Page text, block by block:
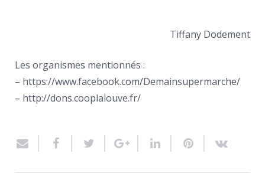
Tiffany Dodement
Les organismes mentionnés :
– https://www.facebook.com/Demainsupermarche/
– http://dons.cooplalouve.fr/